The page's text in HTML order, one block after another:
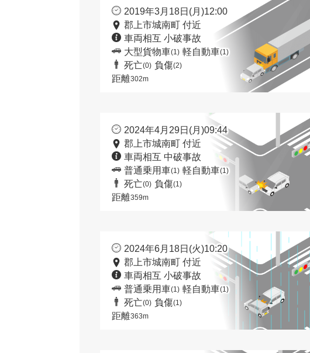
2019年3月18日(月)12:00
郡上市城南町 付近
車両相互 小破事故
大型貨物車(1) 軽自動車(1)
死亡(0) 負傷(2)
距離302m
2024年4月29日(月)09:44
郡上市城南町 付近
車両相互 中破事故
普通乗用車(1) 軽自動車(1)
死亡(0) 負傷(1)
距離359m
2024年6月18日(火)10:20
郡上市城南町 付近
車両相互 小破事故
普通乗用車(1) 軽自動車(1)
死亡(0) 負傷(1)
距離363m